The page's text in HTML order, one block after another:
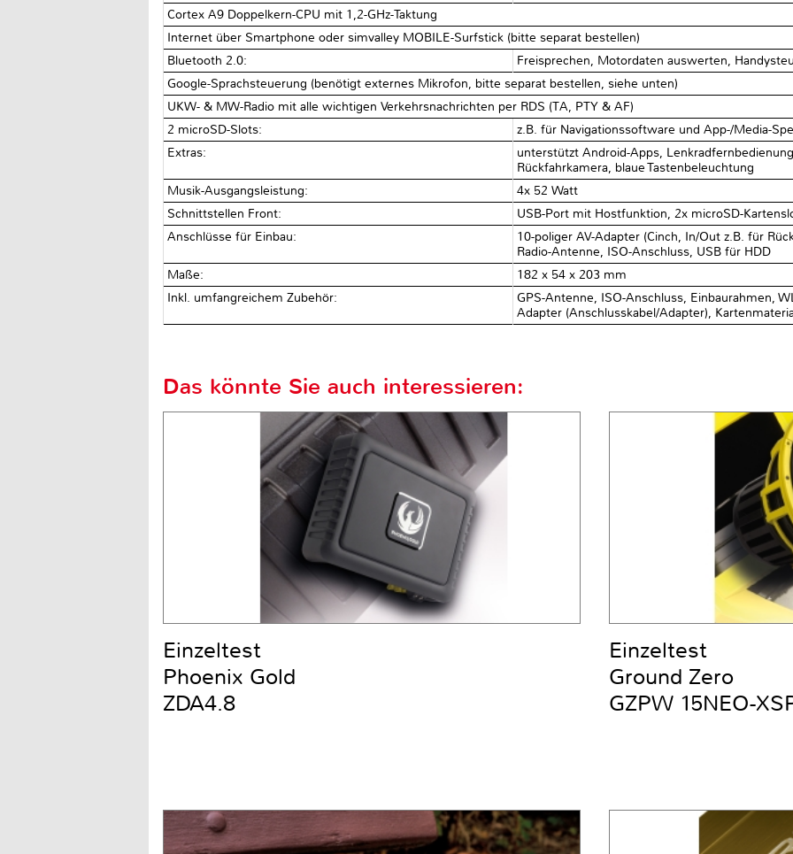
Cortex A9 Doppelkern-CPU mit 1,2-GHz-Taktung
Internet über Smartphone oder simvalley MOBILE-Surfstick (bitte separat bestellen)
Bluetooth 2.0:
Freisprechen, Motordaten auswerten,
Google-Sprachsteuerung (benötigt externes Mikrofon, bitte separat bestellen, siehe unten)
UKW- & MW-Radio mit alle wichtigen Verkehrsnachrichten per RDS (TA, PTY & AF)
2 microSD-Slots:
z.B. für Navigationssoftware und App-/Media-
Extras:
unterstützt Android-Apps,
Rückfahrkamera, blaue Tastenbeleuchtung
Musik-Ausgangsleistung:
4x 52 Watt
Schnittstellen Front:
USB-Port mit Hostfunktion, 2x microSD-
Anschlüsse für Einbau:
10-poliger AV-Adapter (Cinch, In/Out z.B. für
Radio-Antenne, ISO-Anschluss, USB für HDD
Maße:
182 x 54 x 203 mm
Inkl. umfangreichem Zubehör:
GPS-Antenne, ISO-Anschluss, Einbaurahmen,
Adapter (Anschlusskabel/Adapter),
Das könnte Sie auch interessieren:
Einzeltest
Phoenix Gold
ZDA4.8
Einzeltest
Ground Zero
GZPW 15NEO-